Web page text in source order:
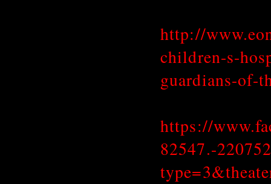
http://
children-s-
guardians-of-
https://
82547.-